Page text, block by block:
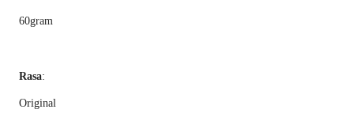
60gram
Rasa:
Original